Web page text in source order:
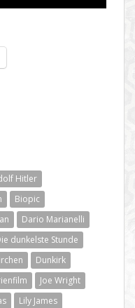
Hitler
Biopic
Dario Marianelli
dunkelste Stunde
Dunkirk
Joe Wright
Lily James